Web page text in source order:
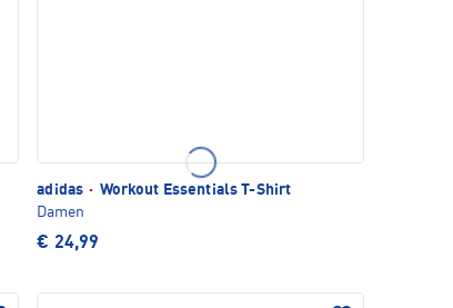
adidas · Workout Essentials T-Shirt
Damen
€ 24,99